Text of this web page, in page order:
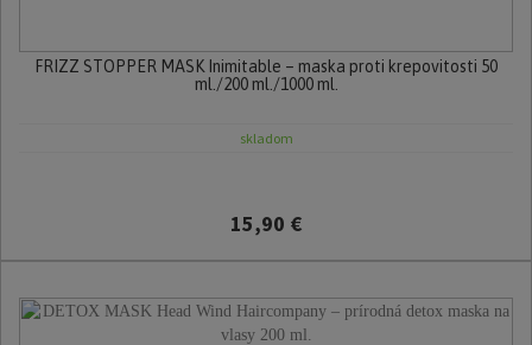
FRIZZ STOPPER MASK Inimitable – maska proti krepovitosti 50
ml./200 ml./1000 ml.
skladom
15,90 €